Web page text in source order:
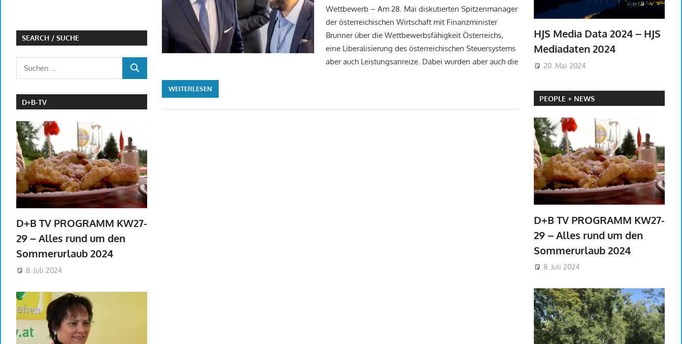
Wettbewerb – Am 28. Mai diskutierten Spitzenmanager
der österreichischen Wirtschaft mit Finanzminister
Brunner über die Wettbewerbsfähigkeit Österreichs,
eine Liberalisierung des österreichischen Steuersystems
aber auch Leistungsanreize. Dabei wurden aber auch die
WEITERLESEN
SEARCH / SUCHE
SUCHEN
D+B-TV
D+B TV PROGRAMM KW27-
29 – Alles rund um den
Sommerurlaub 2024
8. Juli 2024
HJS Media Data 2024 – HJS
Mediadaten 2024
20. Mai 2024
PEOPLE + NEWS
D+B TV PROGRAMM KW27-
29 – Alles rund um den
Sommerurlaub 2024
8. Juli 2024